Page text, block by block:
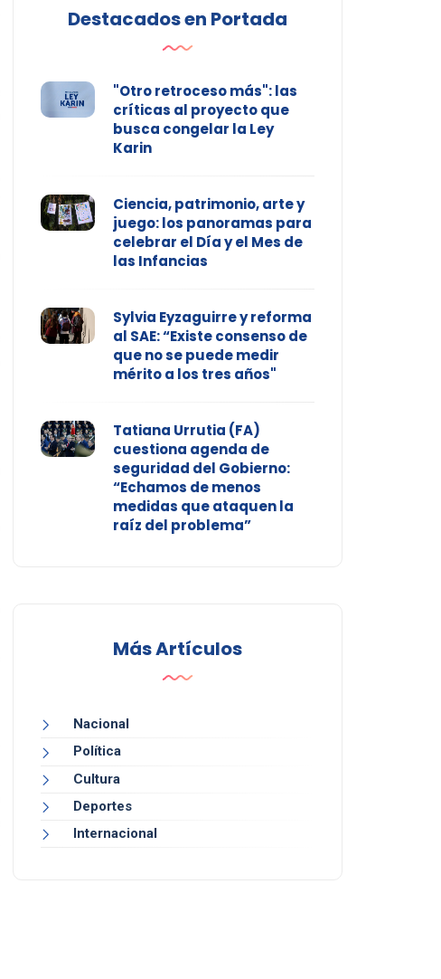
Destacados en Portada
"Otro retroceso más": las
críticas al proyecto que
busca congelar la Ley
Karin
Ciencia, patrimonio, arte y
juego: los panoramas para
celebrar el Día y el Mes de
las Infancias
Sylvia Eyzaguirre y reforma
al SAE: “Existe consenso de
que no se puede medir
mérito a los tres años"
Tatiana Urrutia (FA)
cuestiona agenda de
seguridad del Gobierno:
“Echamos de menos
medidas que ataquen la
raíz del problema”
Más Artículos
Nacional
Política
Cultura
Deportes
Internacional